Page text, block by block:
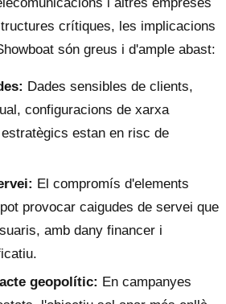
crítiques, les implicacions
són greus i d'ample abast:
Dades sensibles de clients,
configuracions de xarxa
estan en risc de
El compromís d'elements
provocar caigudes de servei que
amb dany financer i
geopolític: En campanyes